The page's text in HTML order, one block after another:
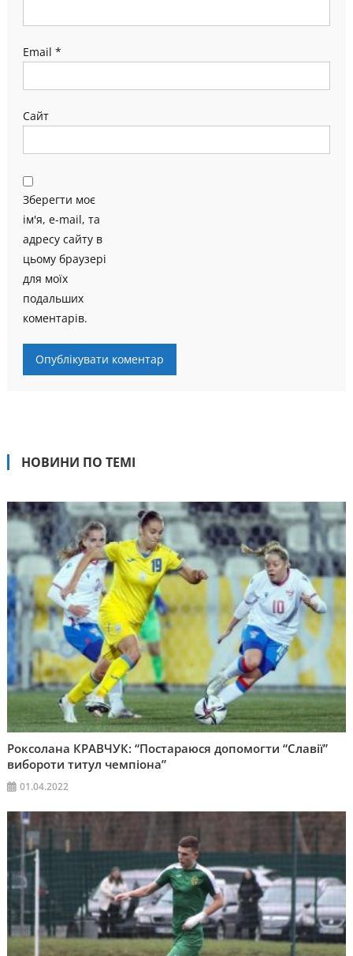
Email *
Сайт
Зберегти моє
ім'я, e-mail, та
адресу сайту в
цьому браузері
для моїх
подальших
коментарів.
НОВИНИ ПО ТЕМІ
Роксолана КРАВЧУК: “Постараюся допомогти “Славії”
вибороти титул чемпіона”
01.04.2022